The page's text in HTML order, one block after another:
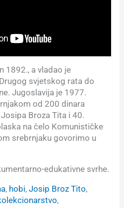
1892., a vladao je
svjetskog rata do
Jugoslavija je 1977.
od 200 dinara
Broza Tita i 40.
na čelo Komunističke
srebrnjaku govorimo u
edukativne svrhe.
, hobi, Josip Broz Tito